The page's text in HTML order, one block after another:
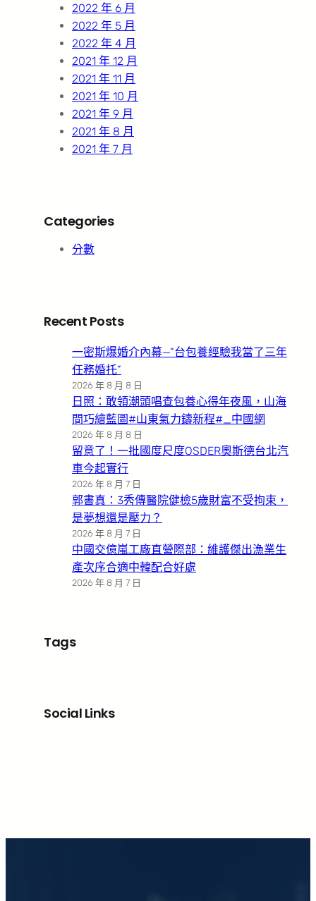
2022 年 6 月
2022 年 5 月
2022 年 4 月
2021 年 12 月
2021 年 11 月
2021 年 10 月
2021 年 9 月
2021 年 8 月
2021 年 7 月
Categories
分數
Recent Posts
一密斯爆婚介內幕—”台包養經驗我當了三年
任務婚托”
2026 年 8 月 8 日
日照：敢領潮頭唱查包養心得年夜風，山海
間巧繪藍圖#山東氣力鑄新程#_中國網
2026 年 8 月 8 日
留意了！一批國度尺度OSDER奧斯德台北汽
車今起實行
2026 年 8 月 7 日
郭書真：3秀傳醫院健檢5歲財富不受拘束，
是夢想還是壓力？
2026 年 8 月 7 日
中國交億嵐工廠直營際部：維護傑出漁業生
產次序合適中韓配合好處
2026 年 8 月 7 日
Tags
Social Links